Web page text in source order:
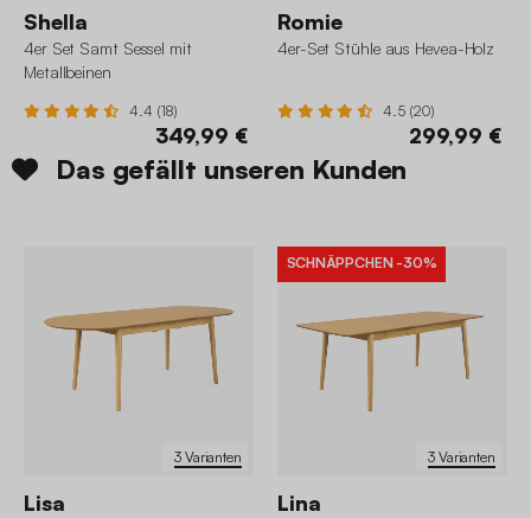
Shella
4er Set Samt Sessel mit
Metallbeinen
4.4 (18)
349,99 €
Romie
4er-Set Stühle aus Hevea-Holz
4.5 (20)
299,99 €
Das gefällt unseren Kunden
3 Varianten
Lisa
3 Varianten
SCHNÄPPCHEN -30%
Lina